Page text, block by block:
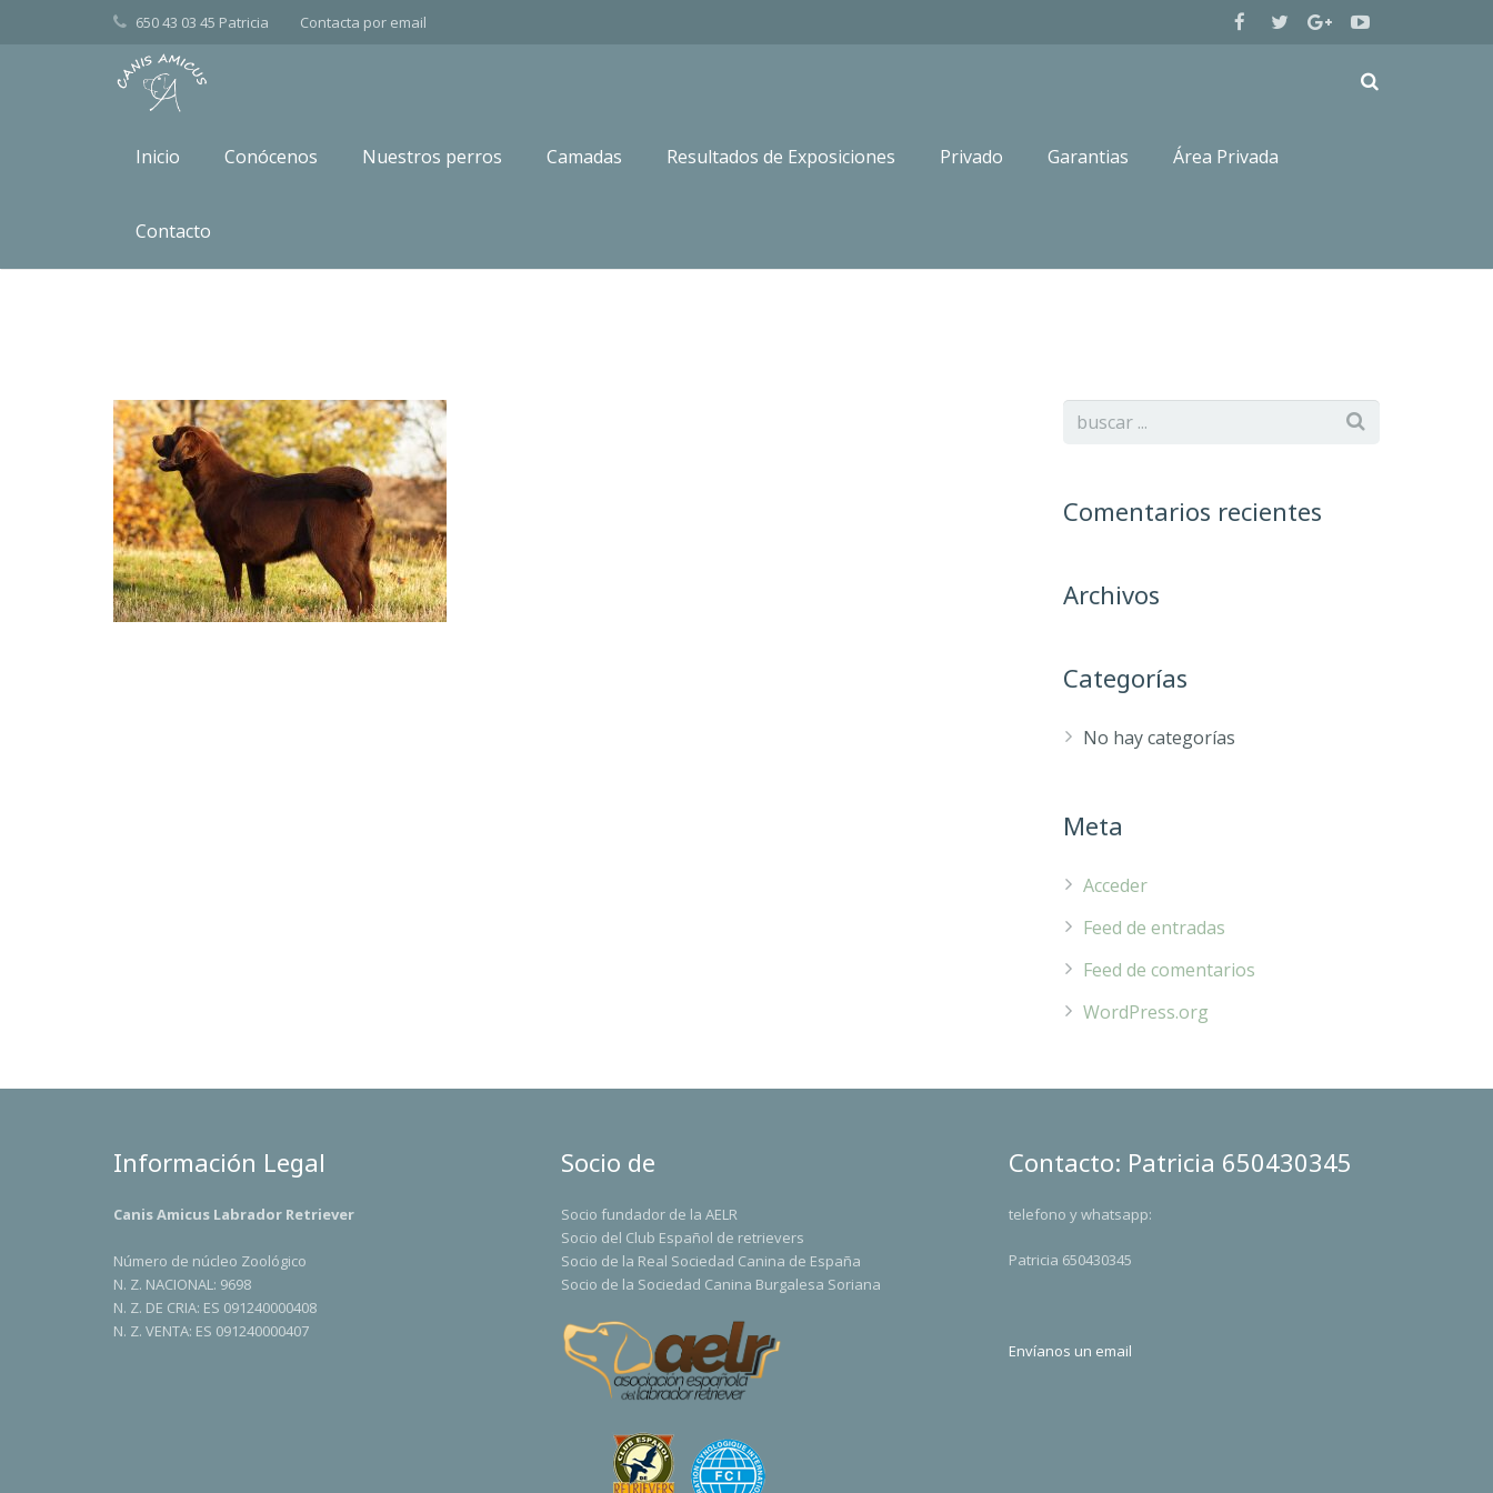
650 43 03 45 Patricia Contacta por email
Inicio Conócenos Nuestros perros Camadas Resultados de Exposiciones Privado Garantias Área Privada
Contacto
dsc01782
Comentarios recientes
Archivos
Categorías
No hay categorías
Meta
Acceder
Feed de entradas
Feed de comentarios
WordPress.org
Información Legal
Canis Amicus Labrador Retriever
Número de núcleo Zoológico
N. Z. NACIONAL: 9698
N. Z. DE CRIA: ES 091240000408
N. Z. VENTA: ES 091240000407
Socio de
Socio fundador de la AELR
Socio del Club Español de retrievers
Socio de la Real Sociedad Canina de España
Socio de la Sociedad Canina Burgalesa Soriana
Contacto: Patricia 650430345
telefono y whatsapp:
Patricia 650430345
Envíanos un email